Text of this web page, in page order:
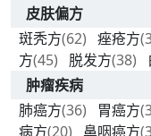
皮肤偏方
斑秃方(62) 痤疮方
方(45) 脱发方(38)
肿瘤疾病
肺癌方(36) 胃癌方
病方(20) 鼻咽癌方